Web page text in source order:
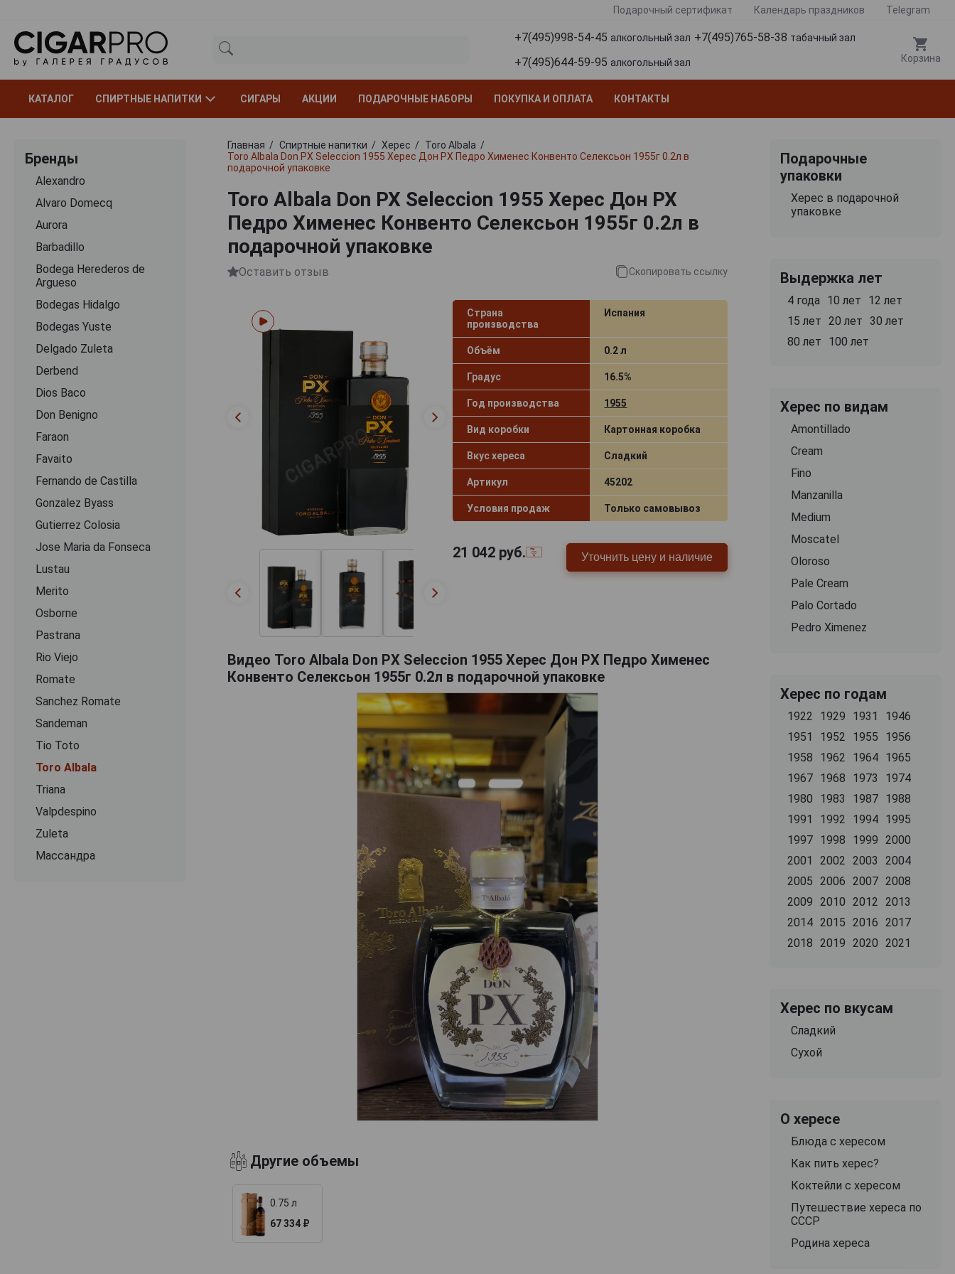
Подарочный сертификат Календарь праздников Telegram
+7(495)998-54-45 алкогольный зал +7(495)765-58-38 табачный зал
+7(495)644-59-95 алкогольный зал Корзина
КАТАЛОГ СПИРТНЫЕ НАПИТКИ СИГАРЫ АКЦИИ ПОДАРОЧНЫЕ НАБОРЫ ПОКУПКА И ОПЛАТА КОНТАКТЫ
Бренды
Alexandro
Alvaro Domecq
Aurora
Barbadillo
Bodega Herederos de
Argueso
Bodegas Hidalgo
Bodegas Yuste
Delgado Zuleta
Derbend
Dios Baco
Don Benigno
Faraon
Favaito
Fernando de Castilla
Gonzalez Byass
Gutierrez Colosia
Jose Maria da Fonseca
Lustau
Merito
Osborne
Pastrana
Rio Viejo
Romate
Sanchez Romate
Sandeman
Tio Toto
Toro Albala
Triana
Valpdespino
Zuleta
Массандра
Главная Спиртные напитки Херес
Toro Albala
Toro Albala Don PX Seleccion 1955 Херес Дон РХ Педро Хименес Конвенто Селексьон 1955г 0.2л в
подарочной упаковке
Toro Albala Don PX Seleccion 1955 Херес Дон РХ
Педро Хименес Конвенто Селексьон 1955г 0.2л в
подарочной упаковке
Оставить отзыв Скопировать ссылку
Страна
производства
Испания
Объём 0.2 л
Градус 16.5%
Год производства 1955
Вид коробки Картонная коробка
Вкус хереса Сладкий
Артикул 45202
Условия продаж Только самовывоз
21 042руб. Уточнить цену и наличие
Видео Toro Albala Don PX Seleccion 1955 Херес Дон РХ Педро Хименес
Конвенто Селексьон 1955г 0.2л в подарочной упаковке
Другие объемы
0.75 л
67 334 ₽
Подарочные
упаковки
Херес в подарочной
упаковке
Выдержка лет
4 года 10 лет
12 лет
15 лет
20 лет 30 лет
80 лет
100 лет
Херес по видам
Amontillado
Cream
Fino
Manzanilla
Medium
Moscatel
Oloroso
Pale Cream
Palo Cortado
Pedro Ximenez
Херес по годам
1922 1929 1931
1946
1951
1952 1955
1956
1958
1962 1964 1965
1967 1968 1973
1974
1980
1983 1987 1988
1991
1992 1994 1995
1997 1998 1999
2000
2001
2002 2003
2004
2005
2006 2007 2008
2009
2010 2012
2013
2014 2015 2016
2017
2018
2019 2020 2021
Херес по вкусам
Сладкий
Сухой
О хересе
Блюда с хересом
Как пить херес?
Коктейли с хересом
Путешествие хереса по
СССР
Родина хереса